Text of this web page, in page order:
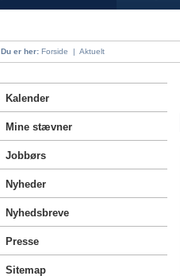
Du er her: Forside | Aktuelt
Kalender
Mine stævner
Jobbørs
Nyheder
Nyhedsbreve
Presse
Sitemap